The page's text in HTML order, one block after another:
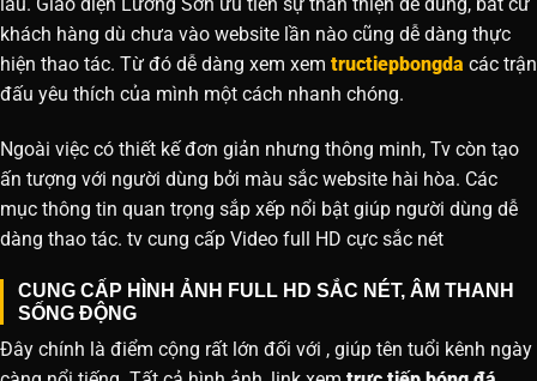
khách hàng dù chưa vào website lần nào cũng dễ dàng thực
hiện thao tác. Từ đó dễ dàng xem xem tructiepbongda các trận
đấu yêu thích của mình một cách nhanh chóng.
Ngoài việc có thiết kế đơn giản nhưng thông minh, Tv còn tạo
ấn tượng với người dùng bởi màu sắc website hài hòa. Các
mục thông tin quan trọng sắp xếp nổi bật giúp người dùng dễ
dàng thao tác. tv cung cấp Video full HD cực sắc nét
CUNG CẤP HÌNH ẢNH FULL HD SẮC NÉT, ÂM THANH
SỐNG ĐỘNG
Đây chính là điểm cộng rất lớn đối với , giúp tên tuổi kênh ngày